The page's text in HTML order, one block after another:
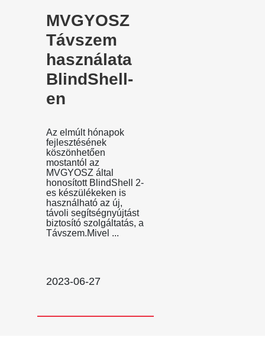
MVGYOSZ
Távszem
használata
BlindShell-
en
Az elmúlt hónapok
fejlesztésének
köszönhetően
mostantól az
MVGYOSZ által
honosított BlindShell 2-
es készülékeken is
használható az új,
távoli segítségnyújtást
biztosító szolgáltatás, a
Távszem.Mivel ...
2023-06-27